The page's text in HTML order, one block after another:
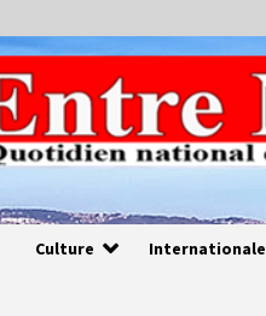
Culture Internationale